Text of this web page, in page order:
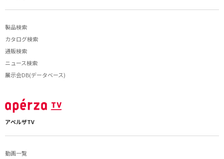
製品検索
カタログ検索
通販検索
ニュース検索
展示会DB(データベース)
アペルザTV
動画一覧